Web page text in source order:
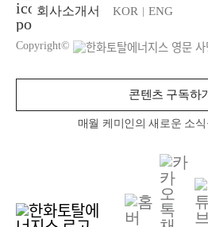
회사소개서 KOR | ENG
Copyright©
콘텐츠 구독하
매월 케미인의 새로운 소